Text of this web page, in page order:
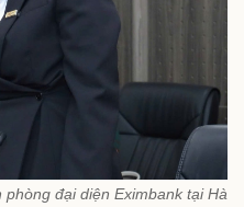
đại diện Eximbank tại Hà